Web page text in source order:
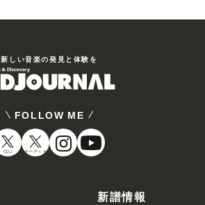
新しい⾳楽の発⾒と体験を
FOLLOW ME
CDJ オーディオ
新譜情報